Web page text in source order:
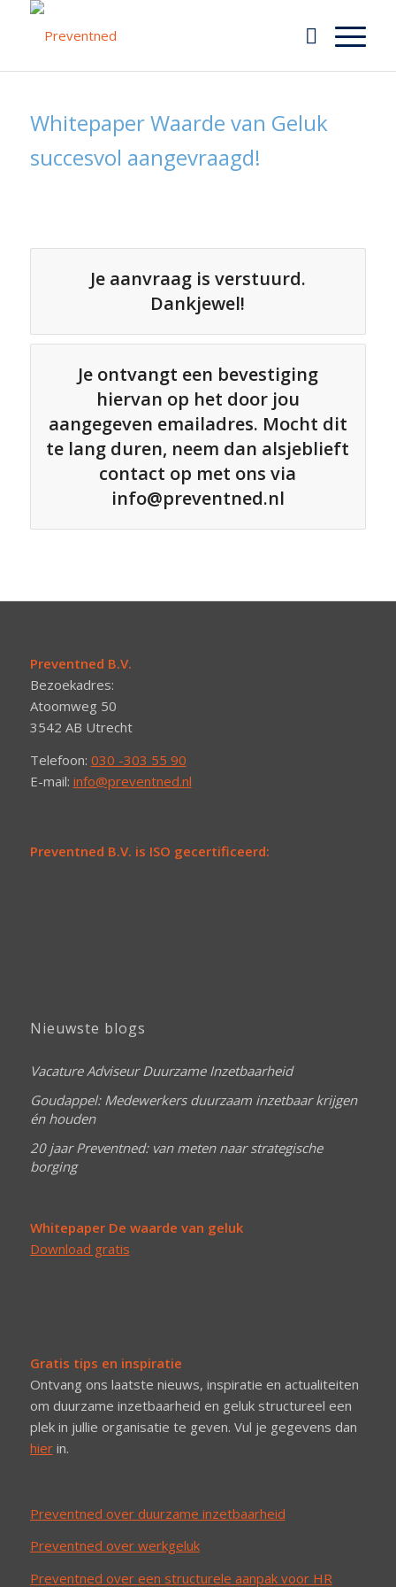
Whitepaper Waarde van Geluk
succesvol aangevraagd!
Je aanvraag is verstuurd.
Dankjewel!
Je ontvangt een bevestiging
hiervan op het door jou
aangegeven emailadres. Mocht dit
te lang duren, neem dan alsjeblieft
contact op met ons via
info@preventned.nl
Preventned B.V.
Bezoekadres:
Atoomweg 50
3542 AB Utrecht
Telefoon: 030 -303 55 90
E-mail: info@preventned.nl
Preventned B.V. is ISO gecertificeerd:
Nieuwste blogs
Vacature Adviseur Duurzame Inzetbaarheid
Goudappel: Medewerkers duurzaam inzetbaar krijgen
én houden
20 jaar Preventned: van meten naar strategische
borging
Whitepaper De waarde van geluk
Download gratis
Gratis tips en inspiratie
Ontvang ons laatste nieuws, inspiratie en actualiteiten
om duurzame inzetbaarheid en geluk structureel een
plek in jullie organisatie te geven. Vul je gegevens dan
hierin.
Preventned over duurzame inzetbaarheid
Preventned over werkgeluk
Preventned over een structurele aanpak voor HR